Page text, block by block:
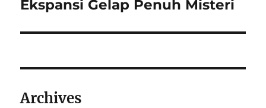
Ekspansi Gelap Penuh Misteri
Archives